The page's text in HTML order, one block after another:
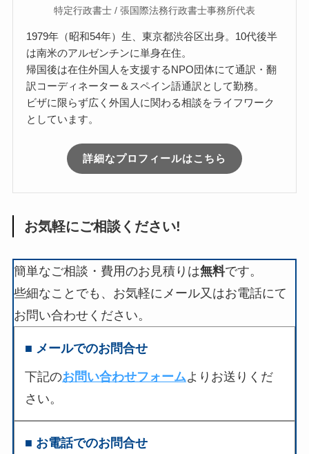
特定行政書士 / 張国際法務行政書士事務所代表
1979年（昭和54年）生、東京都渋谷区出身。10代後半
は南米のアルゼンチンに単身在住。
帰国後は在住外国人を支援するNPO団体にて通訳・翻
訳コーディネーター＆スペイン語通訳として勤務。
ビザに限らず広く外国人に関わる相談をライフワーク
としています。
詳細なプロフィールはこちら
お気軽にご相談ください!
簡単なご相談・費用のお見積りは無料です。
些細なことでも、お気軽にメール又はお電話にて
お問い合わせください。
■ メールでのお問合せ
下記のお問い合わせフォームよりお送りくだ
さい。
■ お電話でのお問合せ